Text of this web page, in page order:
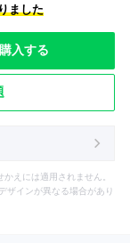
ました
購入する
えには適用されません。
ザインが異なる場合があり